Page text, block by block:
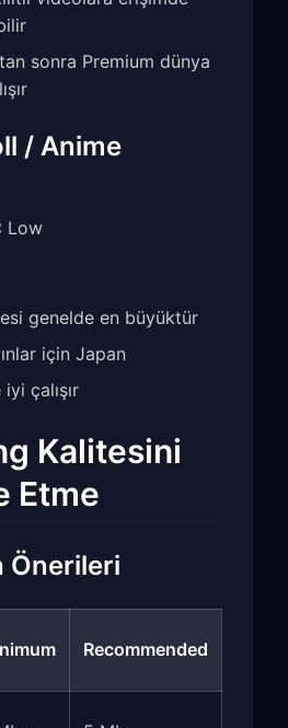
sonra Premium dünya
/ Anime
: Low
genelde en büyüktür
için Japan
çalışır
Kalitesini
Etme
Önerileri
Recommended